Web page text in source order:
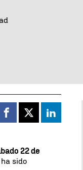
Facebook
X Linkedin
22 de
sido